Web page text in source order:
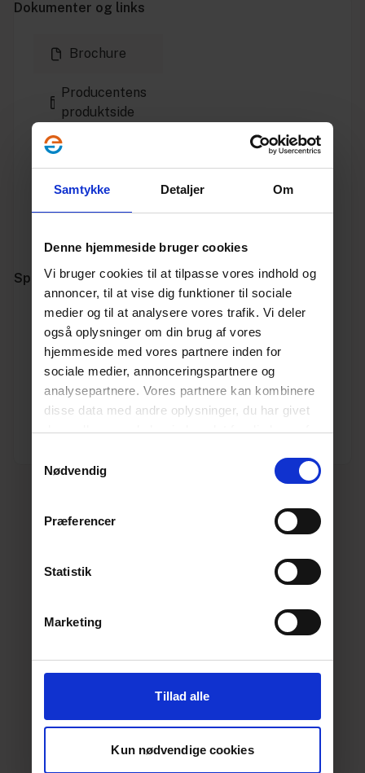
Samtykke Detaljer Om
Denne hjemmeside bruger cookies
Vi bruger cookies til at tilpasse vores indhold og
annoncer, til at vise dig funktioner til sociale
medier og til at analysere vores trafik. Vi deler
også oplysninger om din brug af vores
hjemmeside med vores partnere inden for
sociale medier, annonceringspartnere og
analysepartnere. Vores partnere kan kombinere
disse data med andre oplysninger, du har givet
dem, eller som de har indsamlet fra din brug af
Nødvendig
Præferencer
Statistik
Marketing
Tillad alle
Kun nødvendige cookies
Dokumenter og links
Brochure
Producentens
produktside
Installationsvejledning
Godkendelse
hjemmeside
Specifikationer
Varenummer 10180400
Vægt 0.451
Enhed STK.